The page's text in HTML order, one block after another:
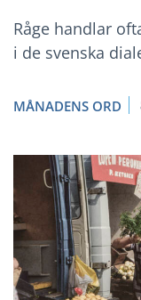
Råge handlar
i de svenska
MÅNADENS ORD